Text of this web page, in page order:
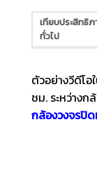
เทียบประสิทธิภ
ทั่วไป
ตัวอย่างวีดีโ
ชม. ระหว่างก
กล้องวงจรปิด